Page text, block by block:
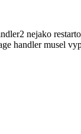
nejako
handler musel